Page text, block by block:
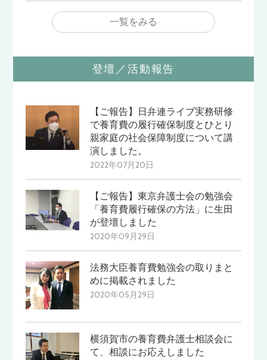
一覧をみる
登壇／活動報告
【ご報告】日弁連ライブ実務研修
で養育費の履行確保制度とひとり
親家庭の社会保障制度について講
演しました。
2022年07月20日
【ご報告】東京弁護士会の勉強会
「養育費履行確保の方法」に生田
が登壇しました
2020年09月29日
法務大臣養育費勉強会の取りまと
めに掲載されました
2020年05月29日
横須賀市の養育費弁護士相談会に
て、相談にお応えしました